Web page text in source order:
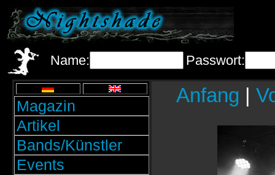
Name: Passwort:
Magazin
Artikel
Bands/Künstler
Events
Anfang |